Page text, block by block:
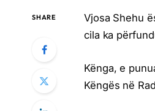
SHARE
Vjosa Shehu
cila ka
Kënga, e
Këngës në